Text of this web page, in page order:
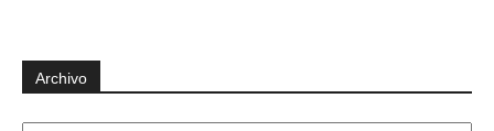
Archivo
Archivo